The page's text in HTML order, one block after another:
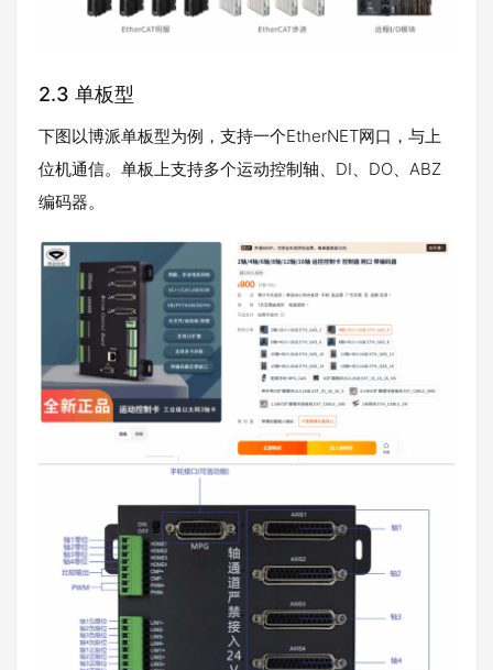
2.3 单板型
下图以博派单板型为例，支持一个EtherNET网口，与上
位机通信。单板上支持多个运动控制轴、DI、DO、ABZ
编码器。